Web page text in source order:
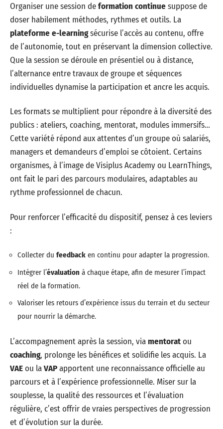
Organiser une session deformation continuesuppose de
doser habilement méthodes, rythmes et outils. La
plateforme e-learningsécurise l’accès au contenu, offre
de l’autonomie, tout en préservant la dimension collective.
Que la session se déroule en présentiel ou à distance,
l’alternance entre travaux de groupe et séquences
individuelles dynamise la participation et ancre les acquis.
Les formats se multiplient pour répondre à la diversité des
publics : ateliers, coaching, mentorat, modules immersifs…
Cette variété répond aux attentes d’un groupe où salariés,
managers et demandeurs d’emploi se côtoient. Certains
organismes, à l’image de Visiplus Academy ou LearnThings,
ont fait le pari des parcours modulaires, adaptables au
rythme professionnel de chacun.
Pour renforcer l’efficacité du dispositif, pensez à ces leviers
:
Collecter du feedback en continu pour adapter la progression.
Intégrer l’évaluation à chaque étape, afin de mesurer l’impact
réel de la formation.
Valoriser les retours d’expérience issus du terrain et du secteur
pour nourrir la démarche.
L’accompagnement après la session, viamentoratou
coaching, prolonge les bénéfices et solidifie les acquis. La
VAEou laVAPapportent une reconnaissance officielle au
parcours et à l’expérience professionnelle. Miser sur la
souplesse, la qualité des ressources et l’évaluation
régulière, c’est offrir de vraies perspectives de progression
et d’évolution sur la durée.